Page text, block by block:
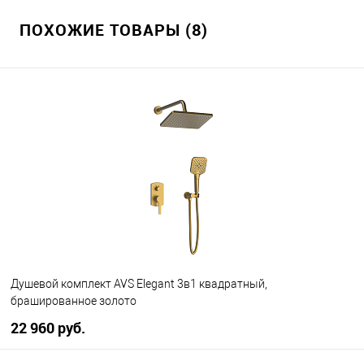
ПОХОЖИЕ ТОВАРЫ (8)
Душевой комплект AVS Elegant 3в1 квадратный,
брашированное золото
22 960 руб.